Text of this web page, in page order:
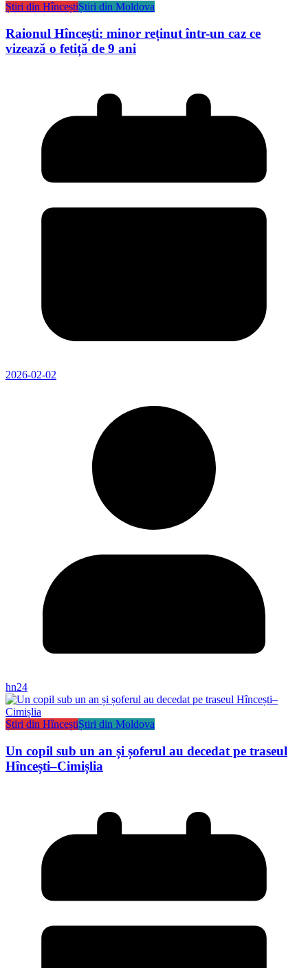
Știri din HînceștiȘtiri din Moldova
Raionul Hîncești: minor reținut într-un caz ce
vizează o fetiță de 9 ani
2026-02-02
hn24
Știri din HînceștiȘtiri din Moldova
Un copil sub un an și șoferul au decedat pe traseul
Hîncești–Cimișlia